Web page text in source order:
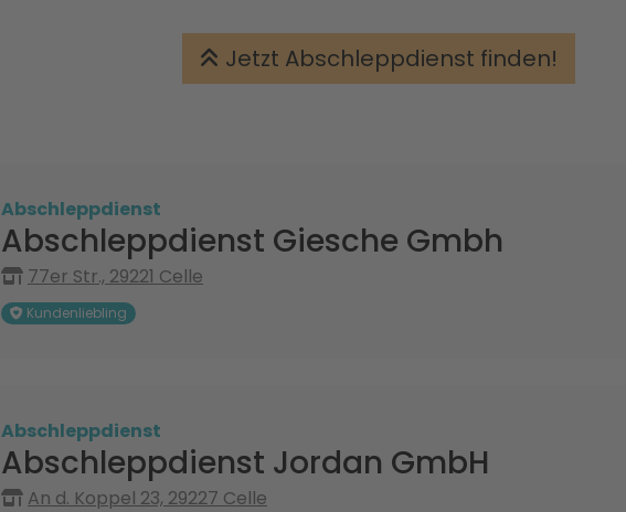
Jetzt Abschleppdienst finden!
Abschleppdienst
Abschleppdienst Giesche Gmbh
77er Str., 29221 Celle
Kundenliebling
Abschleppdienst
Abschleppdienst Jordan GmbH
An d. Koppel 23, 29227 Celle